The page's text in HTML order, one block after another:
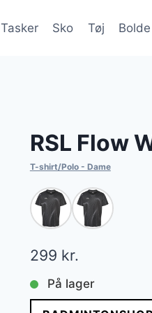
Tasker Sko Tøj Bolde
RSL Flow
T-shirt/Polo - Dame
299 kr.
På lager